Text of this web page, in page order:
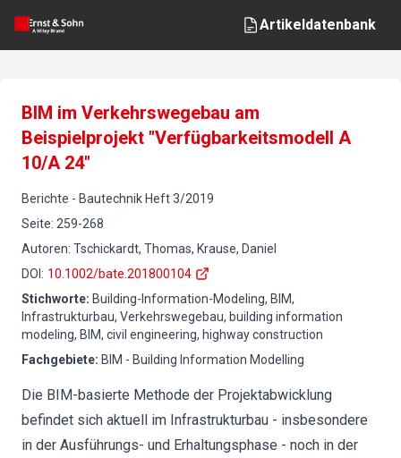
Artikeldatenbank
BIM im Verkehrswegebau am
Beispielprojekt "Verfügbarkeitsmodell A
10/A 24"
Berichte - Bautechnik Heft3/2019
Seite: 259-268
Autoren: Tschickardt, Thomas, Krause, Daniel
DOI : 10.1002/bate.201800104
Stichworte: Building-Information-Modeling, BIM,
Infrastrukturbau, Verkehrswegebau, building information
modeling, BIM, civil engineering, highway construction
Fachgebiete: BIM - Building Information Modelling
Die BIM-basierte Methode der Projektabwicklung
befindet sich aktuell im Infrastrukturbau - insbesondere
in der Ausführungs- und Erhaltungsphase - noch in der